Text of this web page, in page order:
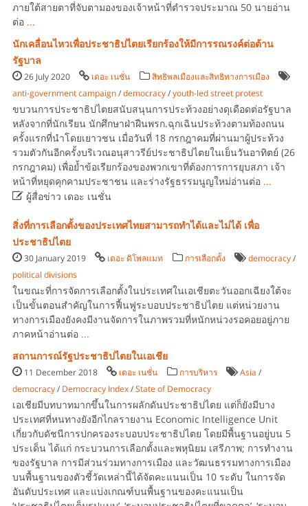
ภายใต้สายตาที่จับตามองของเจ้าหน้าที่ตำรวจประมาณ 50 นายอ่าน
ต่อ ...
นักเคลื่อนไหวเพื่อประชาธิปไตยเรียกร้องให้มีการรณรงค์ต่อต้าน
รัฐบาล
26 July 2020 เดอะ เนชั่น
สิทธิพลเมืองและสิทธิทางการเมือง
anti-government campaign/democracy/youth-led street protest
ขบวนการประชาธิปไตยสนับสนุนการประท้วงอย่างดุเดือดต่อรัฐบาล
หลังจากที่นักเรียน นักศึกษาฝ่าฝืนพรก.ฉุกเฉินประท้วงตามท้องถนน
ครั้งแรกที่นำโดยเยาวชน เมื่อวันที่ 18 กรกฎาคมที่ผ่านมาผู้ประท้วง
รวมตัวกันอีกครั้งบริเวณอนุสาวรีย์ประชาธิปไตยในเย็นวันอาทิตย์ (26
กรกฎาคม) เพื่อย้ำข้อเรียกร้องของพวกเขาที่ต้องการการยุบสภา เจ้า
หน้าที่หยุดคุกคามประชาชน และร่างรัฐธรรมนูญใหม่อ่านต่อ ...
ผู้สื่อข่าว เดอะ เนชั่น
สิ่งที่การเลือกตั้งของประเทศไทยสามารถทำได้และไม่ได้ เพื่อ
ประชาธิปไตย
30 January 2019 เดอะ ดิโพลแมท การเลือกตั้ง democracy/
political divisions
ในขณะที่การจัดการเลือกตั้งในประเทศในเอเชียตะวันออกเฉียงใต้จะ
เป็นขั้นตอนสำคัญในการฟื้นฟูระบอบประชาธิปไตย แต่หน่วยงาน
ทางการเมืองยังคงมีงานจัดการในภาพรวมที่หนักหน่วงรอคอยอยู่ภาย
ภาคหน้าอ่านต่อ ...
สถานการณ์รัฐประชาธิปไตยในเอเชีย
11 December 2018 เดอะ เนชั่น การบริหาร Asia /
democracy/ Democracy Index/State of Democracy
เอเชียมีบทบาทมากขึ้นในการผลักดันประชาธิปไตย แต่ก็ยังมีบาง
ประเทศที่หนทางยังอีกไกลรายงาน Economic Intelligence Unit
เกี่ยวกับดัชนีการปกครองระบอบประชาธิปไตย โดยมีพื้นฐานอยู่บน 5
ประเด็น ได้แก่ กระบวนการเลือกตั้งและพหุนิยม เสรีภาพ; การทำงาน
ของรัฐบาล การมีส่วนร่วมทางการเมือง และวัฒนธรรมทางการเมือง
บนพื้นฐานของตัวชี้วัดเหล่านี้ได้จัดคะแนนเป็น 10 ระดับ ในการจัด
อันดับประเทศ และแบ่งเกณฑ์บนพื้นฐานของคะแนนเป็น